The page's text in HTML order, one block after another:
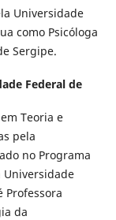
Universidade
como Psicóloga
Sergipe.
Federal de
Teoria e
pela
no Programa
Universidade
Professora
da